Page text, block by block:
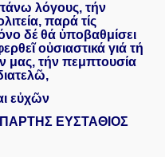
λόγους, τήν
παρά τίς
δέ θά ὑποβαθμίσει
οὐσιαστικά γιά τή
μας, τήν πεμπτουσία
εὐχῶν
ΕΥΣΤΑΘΙΟΣ